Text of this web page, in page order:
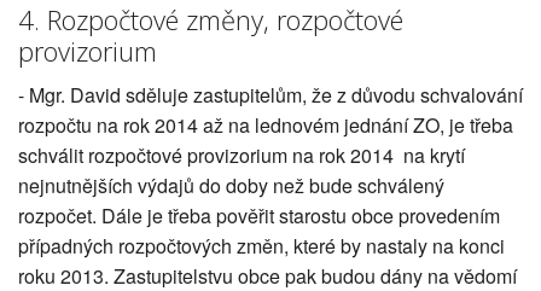
4. Rozpočtové změny, rozpočtové
provizorium
- Mgr. David sděluje zastupitelům, že z důvodu schvalování
rozpočtu na rok 2014 až na lednovém jednání ZO, je třeba
schválit rozpočtové provizorium na rok 2014 na krytí
nejnutnějších výdajů do doby než bude schválený
rozpočet. Dále je třeba pověřit starostu obce provedením
případných rozpočtových změn, které by nastaly na konci
roku 2013. Zastupitelstvu obce pak budou dány na vědomí